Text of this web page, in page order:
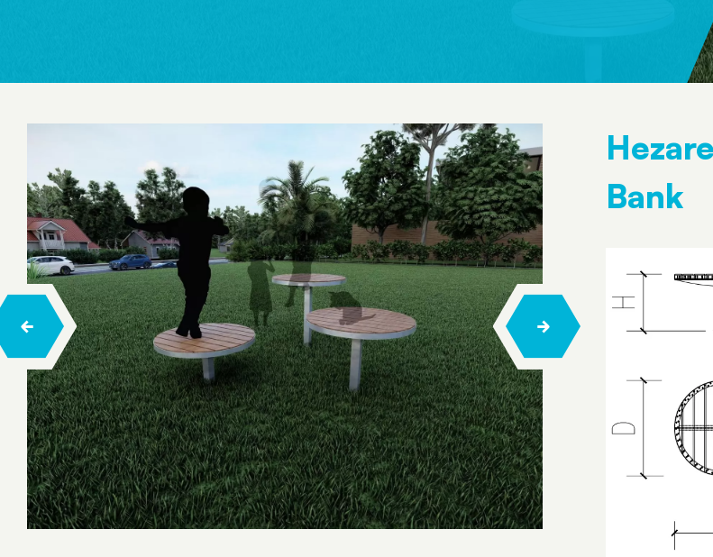
Ahşap Çocuk Oyun Evleri
Ahşap Tırmanma
Halatlı Tırmanma
Halatlı Denge Parkurları
Engelsiz Seri Ahşap Çocuk Oyun Grupları
Hexa Ahşap Çocuk Oyun Grubu
Konsept Ahşap Çocuk Oyun Grupları
Macera Kompleksleri
Survivor
Bank